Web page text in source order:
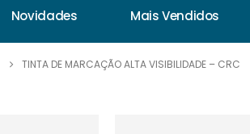
Novidades Mais Vendidos
TINTA DE MARCAÇÃO ALTA VISIBILIDADE – CRC